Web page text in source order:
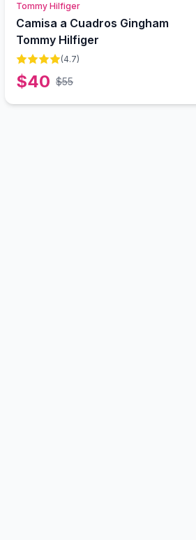
Tommy Hilfiger
Camisa a Cuadros Gingham
Tommy Hilfiger
(4.7)
$40 $55